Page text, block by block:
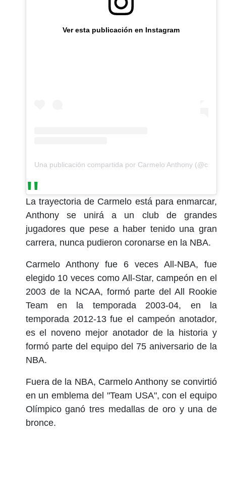
Ver esta publicación en Instagram
Una publicación compartida por Carmelo Anthony
La trayectoria de Carmelo está para enmarcar,
Anthony se unirá a un club de grandes
jugadores que pese a haber tenido una gran
carrera, nunca pudieron coronarse en la NBA.
Carmelo Anthony fue 6 veces All-NBA, fue
elegido 10 veces como All-Star, campeón en el
2003 de la NCAA, formó parte del All Rookie
Team en la temporada 2003-04, en la
temporada 2012-13 fue el campeón anotador,
es el noveno mejor anotador de la historia y
formó parte del equipo del 75 aniversario de la
NBA.
Fuera de la NBA, Carmelo Anthony se convirtió
en un emblema del "Team USA", con el equipo
Olímpico ganó tres medallas de oro y una de
bronce.